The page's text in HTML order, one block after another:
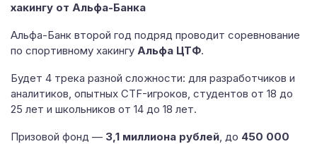
хакингу от Альфа-Банка
Альфа-Банк второй год подряд проводит соревнование
по спортивному хакингу Альфа ЦТФ.
Будет 4 трека разной сложности: для разработчиков и
аналитиков, опытных CTF-игроков, студентов от 18 до
25 лет и школьников от 14 до 18 лет.
Призовой фонд — 3,1 миллиона рублей, до 450 000